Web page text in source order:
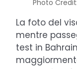
Photo
La foto del
mentre
test in